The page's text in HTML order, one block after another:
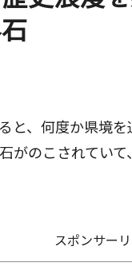
と、何度か県境
がのこされてい
スポンサー